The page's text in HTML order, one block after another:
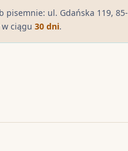
pisemnie: ul. Gdańska 119, 85-
ciągu 30 dni.